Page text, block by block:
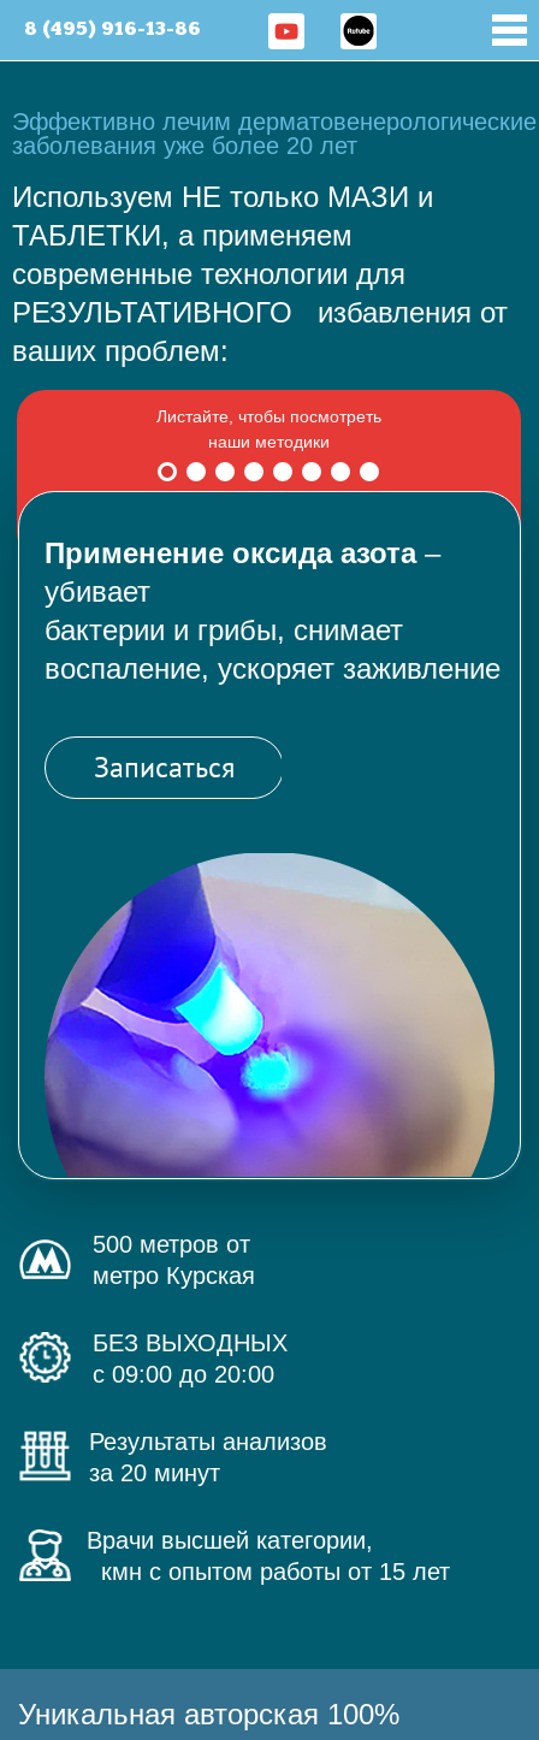
8 (495) 916-13-86
Эффективно лечим дерматовенерологические
заболевания уже более 20 лет
Используем НЕ только МАЗИ и
ТАБЛЕТКИ, а применяем
современные технологии для
РЕЗУЛЬТАТИВНОГО избавления от
ваших проблем:
Применение оксида азота–
убивает
бактерии и грибы, снимает
воспаление, ускоряет заживление
Записаться
500 метров от
метро Курская
БЕЗ ВЫХОДНЫХ
с 09:00 до 20:00
Результаты анализов
за 20 минут
Врачи высшей категории,
кмн с опытом работы от 15 лет
Уникальная авторская 100%